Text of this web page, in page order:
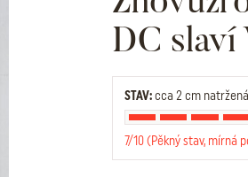
DC slaví
STAV:cca 2 cm
7/10 (Pěkný stav, mírná